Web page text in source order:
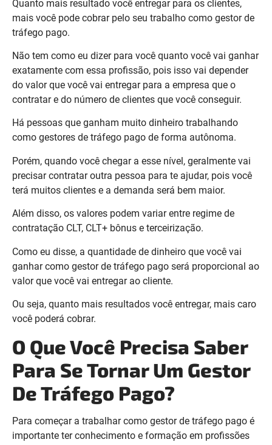
Quanto mais resultado você entregar para os clientes,
mais você pode cobrar pelo seu trabalho como gestor de
tráfego pago.
Não tem como eu dizer para você quanto você vai ganhar
exatamente com essa profissão, pois isso vai depender
do valor que você vai entregar para a empresa que o
contratar e do número de clientes que você conseguir.
Há pessoas que ganham muito dinheiro trabalhando
como gestores de tráfego pago de forma autônoma.
Porém, quando você chegar a esse nível, geralmente vai
precisar contratar outra pessoa para te ajudar, pois você
terá muitos clientes e a demanda será bem maior.
Além disso, os valores podem variar entre regime de
contratação CLT, CLT+ bônus e terceirização.
Como eu disse, a quantidade de dinheiro que você vai
ganhar como gestor de tráfego pago será proporcional ao
valor que você vai entregar ao cliente.
Ou seja, quanto mais resultados você entregar, mais caro
você poderá cobrar.
O Que Você Precisa Saber
Para Se Tornar Um Gestor
De Tráfego Pago?
Para começar a trabalhar como gestor de tráfego pago é
importante ter conhecimento e formação em profissões